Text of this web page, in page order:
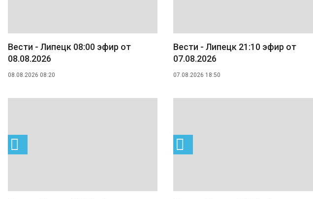
Вести - Липецк 08:00 эфир от
08.08.2026
08.08.2026 08:20
Вести - Липецк 21:10 эфир от
07.08.2026
07.08.2026 18:50